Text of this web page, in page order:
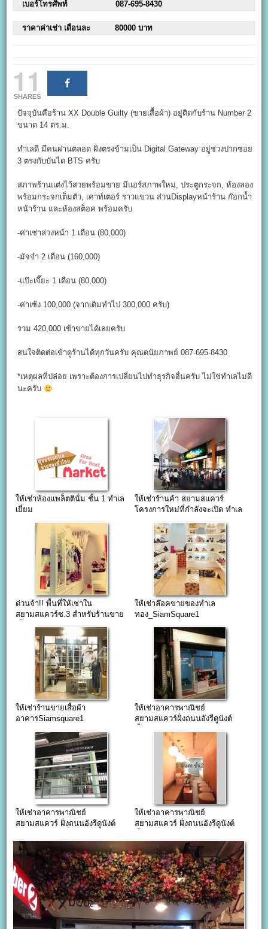
เบอร์โทรศัพท์ 087-695-8430
ราคาค่าเช่า เดือนละ 80000 บาท
11
SHARES
ปัจจุบันคือร้าน XX Double Guilty (ขายเสื้อผ้า) อยู่ติดกับร้าน Number 2
ขนาด 14 ตร.ม.
ทำเลดี มีคนผ่านตลอด ฝั่งตรงข้ามเป็น Digital Gateway อยู่ช่วงปากซอย
3 ตรงกับบันได BTS ครับ
สภาพร้านแต่งไว้สวยพร้อมขาย มีแอร์สภาพใหม่, ประตูกระจก, ห้องลอง
พร้อมกระจกเต็มตัว, เคาท์เตอร์ ราวแขวน ส่วนDisplayหน้าร้าน ก๊อกน้ำ
หน้าร้าน และห้องสต็อค พร้อมครับ
-ค่าเช่าล่วงหน้า 1 เดือน (80,000)
-มัจจำ 2 เดือน (160,000)
-แป๊ะเจี๊ยะ 1 เดือน (80,000)
-ค่าเซ้ง 100,000 (จากเดิมทำไป 300,000 ครับ)
รวม 420,000 เข้าขายได้เลยครับ
สนใจติดต่อเข้าดูร้านได้ทุกวันครับ คุณดนัยภาพย์ 087-695-8430
*เหตุผลที่ปล่อย เพราะต้องการเปลี่ยนไปทำธุรกิจอื่นครับ ไม่ใช่ทำเลไม่ดี
นะครับ
ให้เช่าห้องแพล็ตตินั่ม ชั้น 1 ทำเล
เยี่ยม
ให้เช่าร้านค้า สยามสแควร์
โครงการใหม่ที่กำลังจะเปิด ทำเล
ด่วนจ้า!! พื้นที่ให้เช่าใน
สยามสแควร์ซ.3 สำหรับร้านขาย
ให้เช่าล๊อคขายของทำเล
ทอง_SiamSquare1
ให้เช่าร้านขายเสื้อผ้า
อาคารSiamsquare1
ให้เช่าอาคารพาณิชย์
สยามสแควร์ฝั่งถนนอังรีดูนังต์
ให้เช่าอาคารพาณิชย์
สยามสแควร์ ฝั่งถนนอังรีดูนังต์
ให้เช่าอาคารพาณิชย์
สยามสแควร์ ฝั่งถนนอังรีดูนังต์